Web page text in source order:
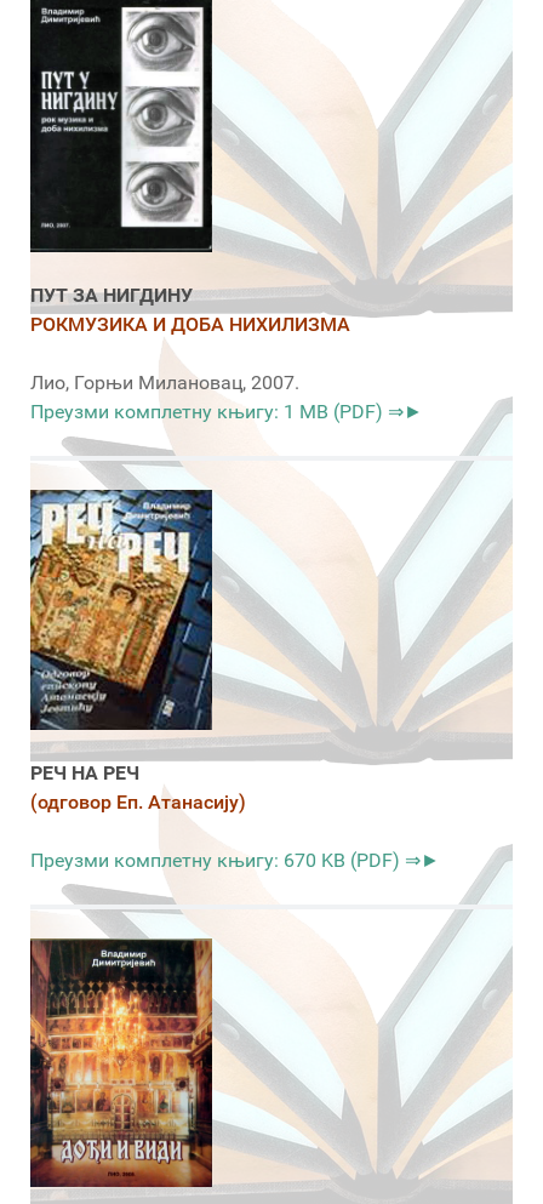
ПУТ ЗА НИГДИНУ
РОКМУЗИКА И ДОБА НИХИЛИЗМА
Лио, Горњи Милановац, 2007.
Преузми комплетну књигу: 1 MB (PDF) ⇒►
РЕЧ НА РЕЧ
(одговор Еп. Атанасију)
Преузми комплетну књигу: 670 KB (PDF) ⇒►